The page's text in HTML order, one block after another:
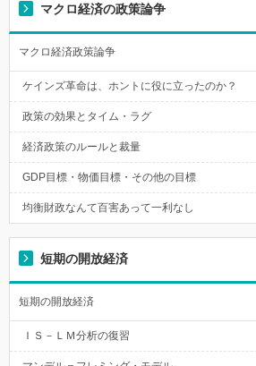
マクロ経済の政策論争
マクロ経済政策論争
ケインズ革命は、ホントに役に立ったのか？
政策の効果とタイム・ラグ
経済政策のルールと裁量
GDP目標・物価目標・その他の目標
均衡財政なんて百害あって一利なし
短期の開放経済
短期の開放経済
ＩＳ－ＬＭ分析の復習